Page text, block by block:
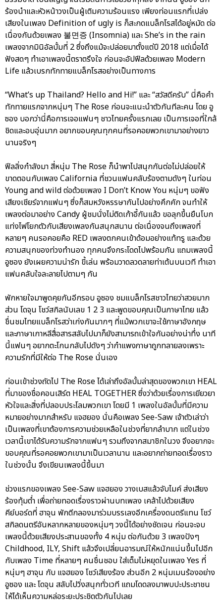
ร้องนำและหัวหน้าวงเป็นผู้เติมความร้อนแรง เพียงท่อนแรกที่เปล่ง
เสียงในเพลง Definition of ugly is ก็สะกดแบล็กโรสได้อยู่หมัด ต่อ
เนื่องกันด้วยเพลง 불면증 (Insomnia) และ She’s in the rain
เพลงจากมินิอัลบั้มที่ 2 ซึ่งถึงแม้จะปล่อยมาตั้งแต่ปี 2018 แต่เมื่อได้
ฟังสดๆ ทำเอาเพลงนี้ตราตรึงใจ ก่อนจะอัปฟีลด้วยเพลง Modern
Life แล้วเบรกทักทายแบล็กโรสอย่างเป็นทางการ
“What’s up Thailand? Hello and Hi!” และ “สวัสดีครับ” นี่คือคำ
ทักทายแรกจากหนุ่มๆ The Rose ก่อนจะแนะนำตัวกันทีละคน โดย อู
ซอง บอกว่านี่คือการเจอแฟนๆ ชาวไทยครั้งแรกเลย เป็นการเจอที่ใกล้
ชิดและอบอุ่นมาก อยากขอบคุณทุกคนที่รอคอยพวกเขามาอย่างยาว
นานจริงๆ
ฟีลลิ่งกำลังมา สี่หนุ่ม The Rose ก็นำพาไปสนุกกันต่อไม่ปล่อยให้
ขาดตอนกับเพลง California ที่ชวนแฟนคลับร้องตามดังๆ ในท่อน
Young and wild ต่อด้วยเพลง I Don’t Know You หนุ่มๆ ขอฟัง
เสียงเชียร์จากแฟนๆ ซึ่งก็สมหวังหรรษากันไปอย่างคึกคัก จนทำให้
เพลงต่อมาอย่าง Candy ผู้ชมนั่งไม่ติดเก้าอี้กันแล้ว ขอลุกขึ้นยืนโบก
แท่งไฟโยกตัวกับเสียงเพลงกันสนุกสนาน ต่อเนื่องจนถึงเพลงที่
หลายๆ คนรอคอยคือ RED เพลงตกคนเข้าด้อมอย่างแท้ทรู และด้วย
ความสนุกของท่วงทำนอง ทุกคนจึงกระโดดไปพร้อมกัน แถมเพลงนี้
อูซอง ยังเผยความน่ารัก ขี้เล่น พร้อมวาดลวดลายท่าเต้นบนเวที ทำเอา
แฟนคลับใจละลายไปตามๆ กัน
พักหายใจมาพูดคุยกันอีกรอบ อูซอง ชมแบล็กโรสชาวไทยว่าสวยมาก
ส่วน โดจุน โชว์สกิลนับเลข 1 2 3 และพูดขอบคุณเป็นภาษาไทย แล้ว
ชื่นชมไทยแบล็กโรสว่าเก่งกันมากๆ ที่แม้พวกเขาจะใช้ภาษาอังกฤษ
และภาษาเกาหลีสื่อสารสลับไปมาก็ยังสามารถเข้าใจกันอย่างน่าทึ่ง นาที
นี้แฟนๆ อยากตะโกนกลับไปดังๆ ว่ากำแพงภาษาถูกทลายลงเพราะ
ความรักที่มีให้ต่อ The Rose นั่นเอง
ก่อนเข้าช่วงถัดไป The Rose ได้เล่าถึงอัลบั้มล่าสุดของพวกเขา HEAL
ที่มาของชื่อคอนเสิร์ต HEAL TOGETHER ซึ่งว่าด้วยเรื่องการเยียวยา
หัวใจและสิ่งที่ปลอบประโลมพวกเขา โดยมี 1 เพลงในอัลบั้มที่มีความ
หมายอย่างมากสำหรับ แจฮยอง นั่นคือเพลง See-Saw เจ้าตัวเล่าว่า
เป็นเพลงที่เขาต้องการความช่วยเหลือในช่วงที่ยากลำบาก แต่ในช่วง
เวลานี้เขาได้รับความรักจากแฟนๆ รวมถึงจากสมาชิกในวง จึงอยากจะ
ขอบคุณที่รอคอยพวกเขามาเป็นเวลานาน และอยากถ่ายทอดเรื่องราว
ในช่วงนั้น จึงเขียนเพลงนี้ขึ้นมา
ช่วงแรกของเพลง See-Saw แจฮยอง วางเบสแล้วจับไมค์ ส่งเสียง
ร้องทุ้มต่ำ เพื่อถ่ายทอดเรื่องราวผ่านบทเพลง เคล้าไปด้วยเสียง
คีย์บอร์ดที่ ฮาจุน พักตีกลองมาร่วมบรรเลงอีกเครื่องดนตรีแทน โชว์
สกิลดนตรีอันหลากหลายของหนุ่มๆ วงนี้ได้อย่างชัดเจน ก่อนจะจบ
เพลงนี้ด้วยเสียงประสานของทั้ง 4 หนุ่ม ต่อกันด้วย 3 เพลงปังๆ
Childhood, ILY, Shift แล้วจึงเปลี่ยนอารมณ์ให้หนักแน่นขึ้นไปอีก
กับเพลง Time ที่หลายๆ คนชื่นชอบ ใส่เต็มไม่หยุดในเพลง Yes ที่
หนุ่มๆ ฮาจุน กับ แจฮยอง โชว์เสียงร้อง ส่วนอีก 2 หนุ่มเมนร้องอย่าง
อูซอง และ โดจุน สลับไปวิ่งสนุกทั่วเวที แถมโดดลงมาพบปะประชาชน
ให้ได้เห็นความหล่อระยะประชิดตัวกันไปเลย